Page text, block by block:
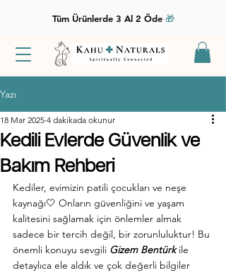
Tüm Ürünlerde 3 Al 2 Öde🎁
Yazı
Kedili Evlerde Güvenlik ve
Bakım Rehberi
18 Mar 2025 4 dakikada okunur
Kediler, evimizin patili çocukları ve neşe
kaynağı🤍 Onların güvenliğini ve yaşam
kalitesini sağlamak için önlemler almak
sadece bir tercih değil, bir zorunluluktur! Bu
önemli konuyu sevgili Gizem Bentürk ile
detaylıca ele aldık ve çok değerli bilgiler